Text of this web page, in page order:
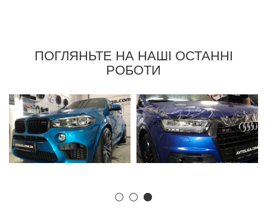
ПОГЛЯНЬТЕ НА НАШІ ОСТАННІ
РОБОТИ